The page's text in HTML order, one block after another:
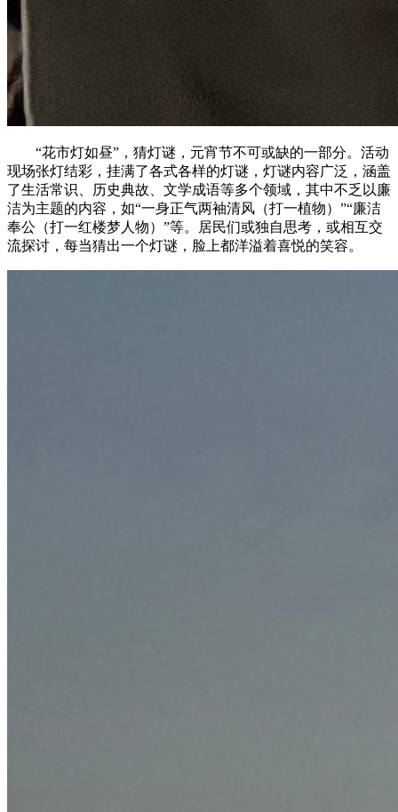
“花市灯如昼”，猜灯谜，元宵节不可或缺的一部分。活动
现场张灯结彩，挂满了各式各样的灯谜，灯谜内容广泛，涵盖
了生活常识、历史典故、文学成语等多个领域，其中不乏以廉
洁为主题的内容，如“一身正气两袖清风（打一植物）”“廉洁
奉公（打一红楼梦人物）”等。居民们或独自思考，或相互交
流探讨，每当猜出一个灯谜，脸上都洋溢着喜悦的笑容。